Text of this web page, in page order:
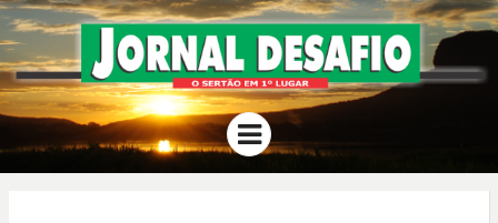
JORNAL
DESAFIO
O Sertão em 1º Lugar
Menu